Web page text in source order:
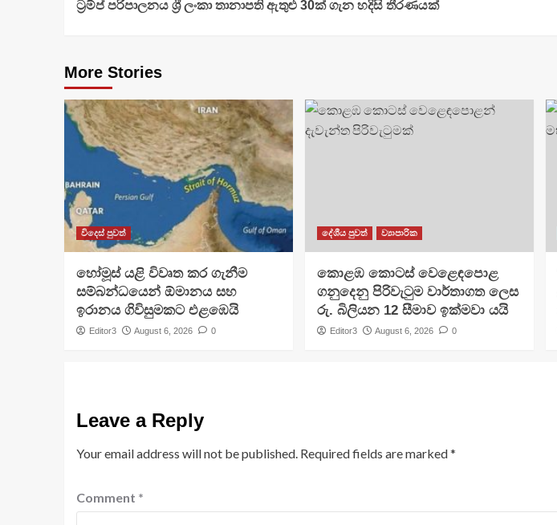
Reading
ට්‍රම්ප් පරිපාලනය ශ්‍රී ලංකා තානාපති ඇතුළු 30ක් ගැන හදිසි තීරණයක්
More Stories
විදෙස් පුවත්
හෝමූස් යළි විවෘත කර ගැනීම
සම්බන්ධයෙන් ඕමානය සහ
ඉරානය ගිවිසුමකට එළඹෙයි
Editor3 August 6, 2026 0
දේශීය පුවත් ව්‍යාපාරික
​කොළඹ කොටස් වෙළෙඳපොළ
ගනුදෙනු පිරිවැටුම වාර්තාගත ලෙස
රු. බිලියන 12 සීමාව ඉක්මවා යයි
Editor3 August 6, 2026 0
Leave a Reply
Your email address will not be published. Required fields are marked*
Comment *